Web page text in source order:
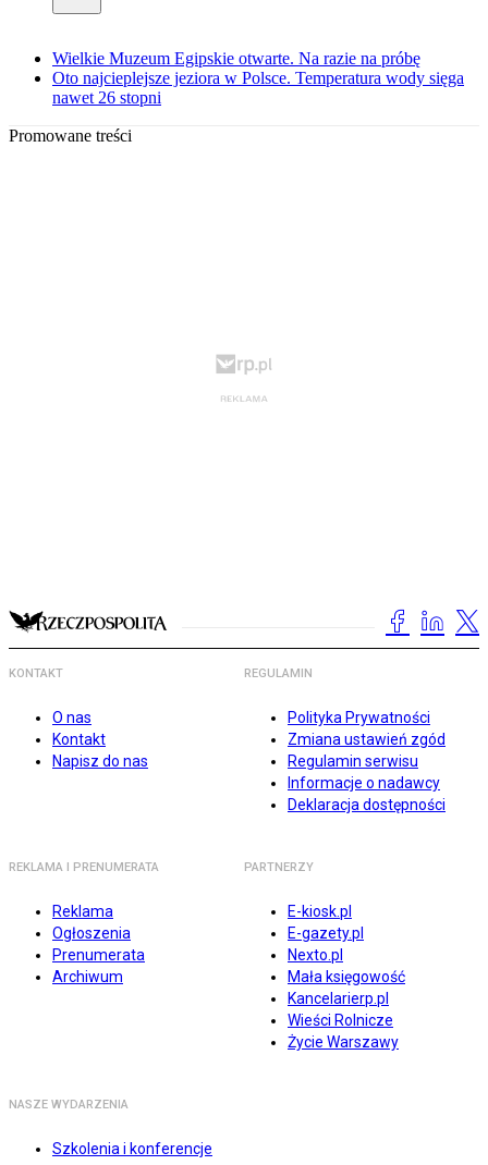
Wielkie Muzeum Egipskie otwarte. Na razie na próbę
Oto najcieplejsze jeziora w Polsce. Temperatura wody sięga
nawet 26 stopni
Promowane treści
KONTAKT
O nas
Kontakt
Napisz do nas
REGULAMIN
Polityka Prywatności
Zmiana ustawień zgód
Regulamin serwisu
Informacje o nadawcy
Deklaracja dostępności
REKLAMA I PRENUMERATA
Reklama
Ogłoszenia
Prenumerata
Archiwum
PARTNERZY
E-kiosk.pl
E-gazety.pl
Nexto.pl
Mała księgowość
Kancelarierp.pl
Wieści Rolnicze
Życie Warszawy
NASZE WYDARZENIA
Szkolenia i konferencje